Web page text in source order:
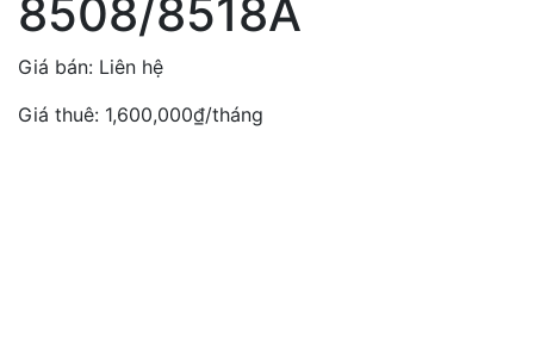
8508/8518A
Giá bán: Liên hệ
Giá thuê: 1,600,000₫/tháng